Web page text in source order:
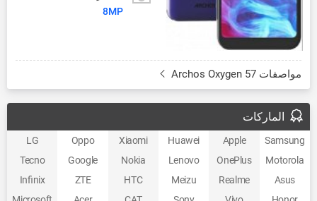
8MP
مواصفات Archos Oxygen 57
الماركات
Samsung
Apple
Huawei
Xiaomi
Oppo
LG
Motorola
OnePlus
Lenovo
Nokia
Google
Tecno
Asus
Realme
Meizu
HTC
ZTE
Infinix